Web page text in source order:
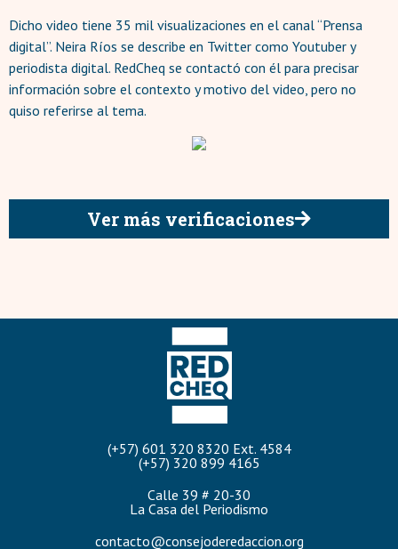
Dicho video tiene 35 mil visualizaciones en el canal “Prensa
digital”. Neira Ríos se describe en Twitter como Youtuber y
periodista digital. RedCheq se contactó con él para precisar
información sobre el contexto y motivo del video, pero no
quiso referirse al tema.
Ver más verificaciones
(+57) 601 320 8320 Ext. 4584
(+57) 320 899 4165
Calle 39 # 20-30
La Casa del Periodismo
contacto@consejoderedaccion.org